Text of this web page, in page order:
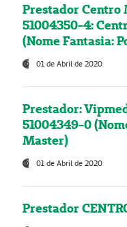
Prestador Centro
51004350-4:
(Nome Fantasia:
01 de Abril de 2020
Prestador:
51004349-0
Master)
01 de Abril de 2020
Prestador